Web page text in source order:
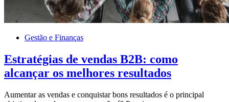
Gestão e Finanças
Estratégias de vendas B2B: como
alcançar os melhores resultados
Aumentar as vendas e conquistar bons resultados é o principal